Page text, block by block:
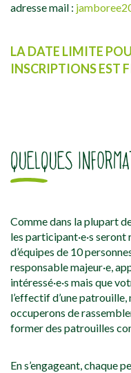
adresse mail :
LA DATE LIMITE
INSCRIPTIONS EST
QUELQUES
Comme dans la plupart
les participant·e·s seront
d’équipes de 10
responsable majeur·e,
intéressé·e·s mais que
l’effectif d’une patrouille,
occuperons de
former des patrouilles
En s’engageant, chaque